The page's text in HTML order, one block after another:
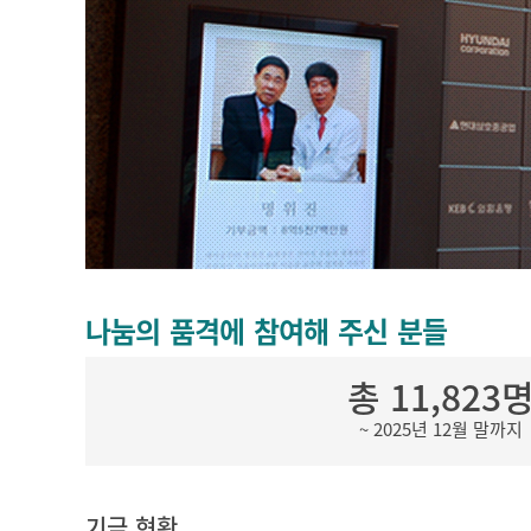
나눔의 품격에 참여해 주신 분들
총 11,823
~ 2025년 12월 말까지